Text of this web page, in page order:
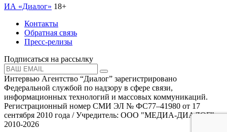
ИА «Диалог» 18+
Контакты
Обратная связь
Пресс-релизы
Подписаться на рассылку
Интервью Агентство “Диалог” зарегистрировано
Федеральной службой по надзору в сфере связи,
информационных технологий и массовых коммуникаций.
Регистрационный номер СМИ ЭЛ № ФС77–41980 от 17
сентября 2010 года / Учредитель: ООО "МЕДИА-ДИАЛОГ"
2010-2026